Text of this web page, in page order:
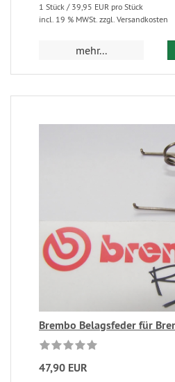
1 Stück / 39,95 EUR pro Stück
incl. 19 % MWSt. zzgl. Versandkosten
mehr...
Brembo Belagsfeder für
47,90 EUR